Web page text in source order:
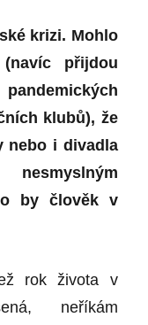
krizi. Mohlo
přijdou
klubů), že
nebo i divadla
by člověk v
rok života v
neříkám